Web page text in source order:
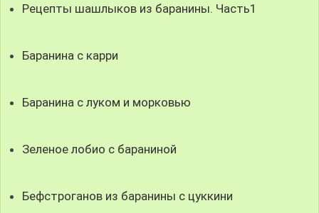
Рецепты шашлыков из баранины. Часть1
Баранина с карри
Баранина с луком и морковью
Зеленое лобио с бараниной
Бефстроганов из баранины с цуккини